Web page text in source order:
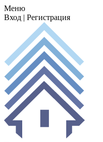
Меню
Вход | Регистрация